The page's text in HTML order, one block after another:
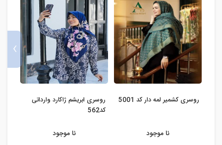
روسری کشمیر لمه دار کد 5001
نا موجود
روسری ابریشم ژاکارد وارداتی
کد562
نا موجود
›